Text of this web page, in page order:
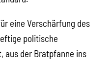
eine Verschärfung des
politische
aus der Bratpfanne ins